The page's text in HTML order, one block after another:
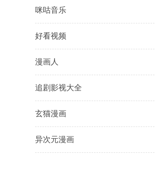
咪咕音乐
好看视频
漫画人
追剧影视大全
玄猫漫画
异次元漫画